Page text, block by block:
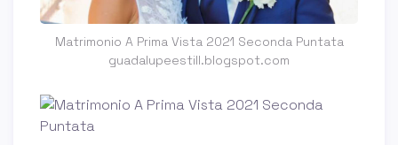
Matrimonio A Prima Vista 2021 Seconda Puntata
guadalupeestill.blogspot.com